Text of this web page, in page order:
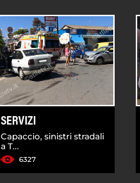
SERVIZI
Capaccio, sinistri stradali
a T...
6327